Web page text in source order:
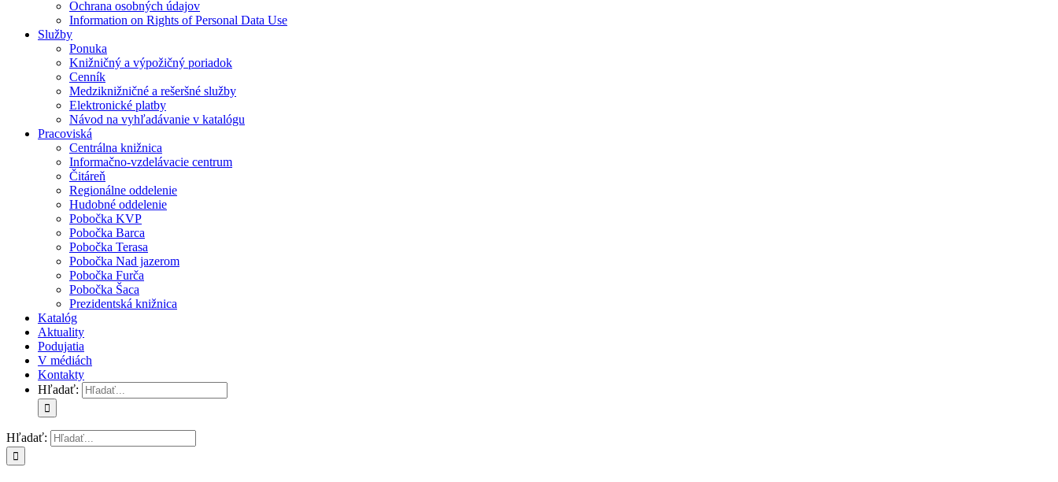
Ochrana osobných údajov
Information on Rights of Personal Data Use
Služby
Ponuka
Knižničný a výpožičný poriadok
Cenník
Medziknižničné a rešeršné služby
Elektronické platby
Návod na vyhľadávanie v katalógu
Pracoviská
Centrálna knižnica
Informačno-vzdelávacie centrum
Čitáreň
Regionálne oddelenie
Hudobné oddelenie
Pobočka KVP
Pobočka Barca
Pobočka Terasa
Pobočka Nad jazerom
Pobočka Furča
Pobočka Šaca
Prezidentská knižnica
Katalóg
Aktuality
Podujatia
V médiách
Kontakty
Hľadať:
Hľadať: